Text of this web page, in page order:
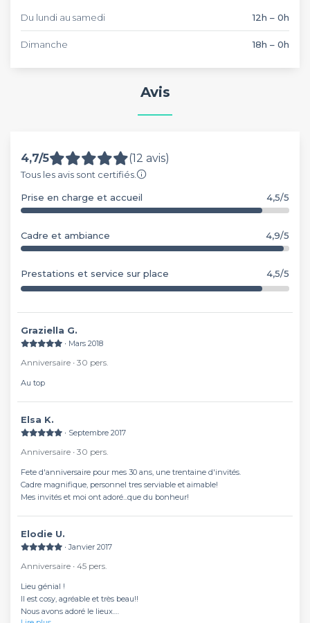
Du lundi au samedi 12h – 0h
Dimanche 18h – 0h
Avis
4,7/5 (12 avis)
Tous les avis sont certifiés.
Prise en charge et accueil 4,5/5
Cadre et ambiance 4,9/5
Prestations et service sur place 4,5/5
Graziella G.
∙ Mars 2018
Anniversaire ∙ 30 pers.
Au top
Elsa K.
∙ Septembre 2017
Anniversaire ∙ 30 pers.
Fete d'anniversaire pour mes 30 ans, une trentaine d'invités.
Cadre magnifique, personnel tres serviable et aimable!
Mes invités et moi ont adoré...que du bonheur!
Elodie U.
∙ Janvier 2017
Anniversaire ∙ 45 pers.
Lieu génial !
Il est cosy, agréable et très beau!!
Nous avons adoré le lieux.